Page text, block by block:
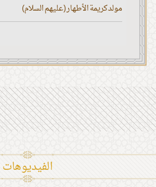
مولد كريمة الأطهار (عليهم السلام)
الفیدیوهات